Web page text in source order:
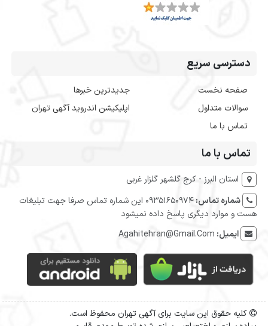
دسترسی سریع
صفحه نخست
سوالات متداول
تماس با ما
جدیدترین خبرها
اپلیکیشن اندروید آگهی تهران
تماس با ما
استان البرز - کرج گلشهر گلزار غربی
شماره تماس:
09351650974 این شماره تماس صرفا جهت تبلیغات
هست و موارد دیگری پاسخ داده نمیشود
ایمیل: Agahitehran@Gmail.Com
کلیه حقوق این سایت برای آگهی تهران محفوظ است.